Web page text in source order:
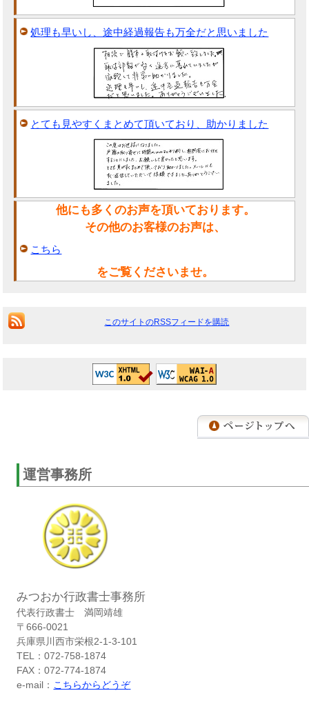
処理も早いし、途中経過報告も万全だと思いました
とても見やすくまとめて頂いており、助かりました
他にも多くのお声を頂いております。
その他のお客様のお声は、
こちら
をご覧くださいませ。
このサイトのRSSフィードを購読
運営事務所
みつおか行政書士事務所
代表行政書士 満岡靖雄
〒666-0021
兵庫県川西市栄根2-1-3-101
TEL：072-758-1874
FAX：072-774-1874
e-mail： こちらからどうぞ